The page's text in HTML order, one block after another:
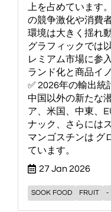
上を占めています
の競争激化や消費
環境は大きく揺れ
グラフィックでは
レミアム市場に参
ランド化と商品イ
✅ 2026年の輸出統
中国以外の新たな
ア、米国、中東、
ナック、さらには
マンゴスチンは グ
ています。
27 Jan 2026
SOOK FOOD FRUIT -